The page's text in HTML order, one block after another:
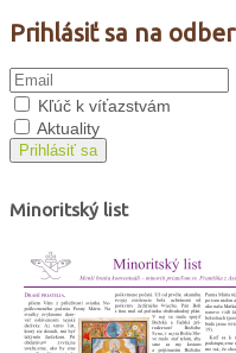
Prihlásiť sa na odber
Kľúč k víťazstvám
Aktuality
Prihlásiť sa
Minoritský list